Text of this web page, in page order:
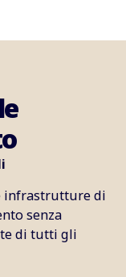
infrastrutture di
senza
di tutti gli